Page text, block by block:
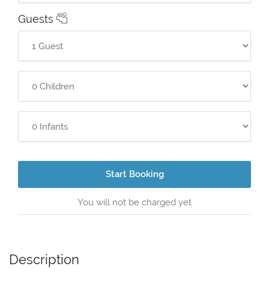
Guests
Start Booking
You will not be charged yet
Description